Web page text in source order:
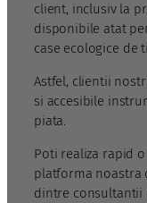
client, inclusiv la
disponibile atat
case ecologice de
Astfel, clientii
si accesibile
piata.
Poti realiza rapid
platforma noastra
dintre consultantii